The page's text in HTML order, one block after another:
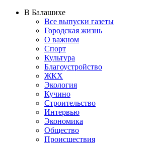
В Балашихе
Все выпуски газеты
Городская жизнь
О важном
Спорт
Культура
Благоустройство
ЖКХ
Экология
Кучино
Строительство
Интервью
Экономика
Общество
Происшествия